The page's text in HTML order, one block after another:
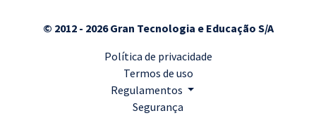
© 2012 - 2026 Gran Tecnologia e Educação S/A
Política de privacidade
Termos de uso
Regulamentos
Segurança